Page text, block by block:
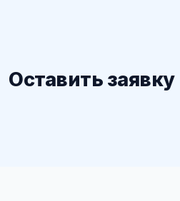
Оставить заявку